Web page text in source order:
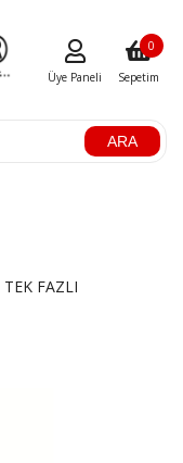
ARA
Üye Paneli Sepetim
0
TEK FAZLI